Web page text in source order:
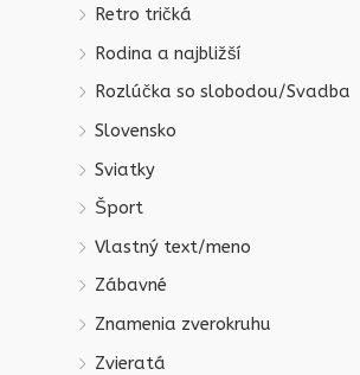
Retro tričká
Rodina a najbližší
Rozlúčka so slobodou/Svadba
Slovensko
Sviatky
Šport
Vlastný text/meno
Zábavné
Znamenia zverokruhu
Zvieratá